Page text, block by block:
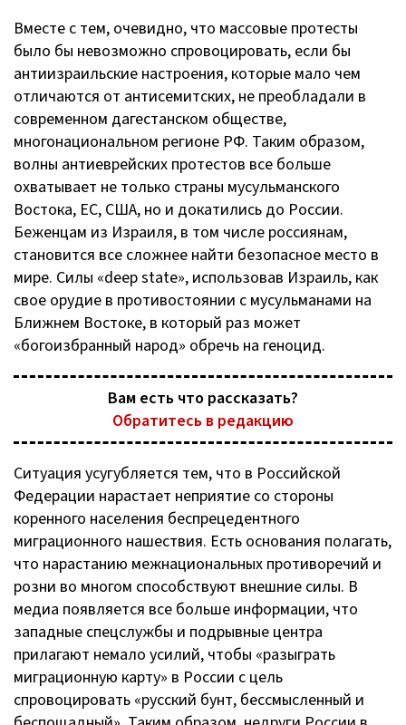
Вместе с тем, очевидно, что массовые протесты
было бы невозможно спровоцировать, если бы
антиизраильские настроения, которые мало чем
отличаются от антисемитских, не преобладали в
современном дагестанском обществе,
многонациональном регионе РФ. Таким образом,
волны антиеврейских протестов все больше
охватывает не только страны мусульманского
Востока, ЕС, США, но и докатились до России.
Беженцам из Израиля, в том числе россиянам,
становится все сложнее найти безопасное место в
мире. Силы «deep state», использовав Израиль, как
свое орудие в противостоянии с мусульманами на
Ближнем Востоке, в который раз может
«богоизбранный народ» обречь на геноцид.
Ситуация усугубляется тем, что в Российской
Федерации нарастает неприятие со стороны
коренного населения беспрецедентного
миграционного нашествия. Есть основания полагать,
что нарастанию межнациональных противоречий и
розни во многом способствуют внешние силы. В
медиа появляется все больше информации, что
западные спецслужбы и подрывные центра
прилагают немало усилий, чтобы «разыграть
миграционную карту» в России с цель
спровоцировать «русский бунт, бессмысленный и
Вам есть что рассказать?
Обратитесь в редакцию